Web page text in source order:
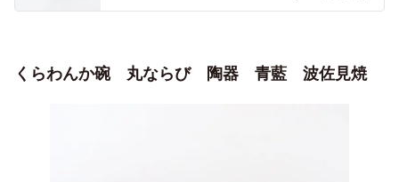
くらわんか碗 丸ならび 陶器 青藍 波佐見焼